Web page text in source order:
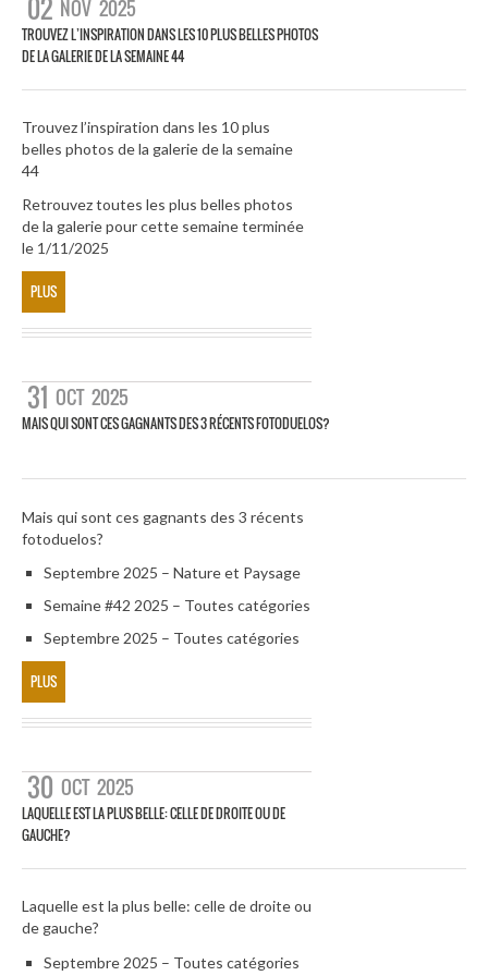
02 NOV 2025
TROUVEZ L’INSPIRATION DANS LES 10 PLUS BELLES PHOTOS
DE LA GALERIE DE LA SEMAINE 44
Trouvez l’inspiration dans les 10 plus
belles photos de la galerie de la semaine
44
Retrouvez toutes les plus belles photos
de la galerie pour cette semaine terminée
le 1/11/2025
PLUS
31 OCT 2025
MAIS QUI SONT CES GAGNANTS DES 3 RÉCENTS FOTODUELOS?
Mais qui sont ces gagnants des 3 récents
fotoduelos?
Septembre 2025 – Nature et Paysage
Semaine #42 2025 – Toutes catégories
Septembre 2025 – Toutes catégories
PLUS
30 OCT 2025
LAQUELLE EST LA PLUS BELLE: CELLE DE DROITE OU DE
GAUCHE?
Laquelle est la plus belle: celle de droite ou
de gauche?
Septembre 2025 – Toutes catégories